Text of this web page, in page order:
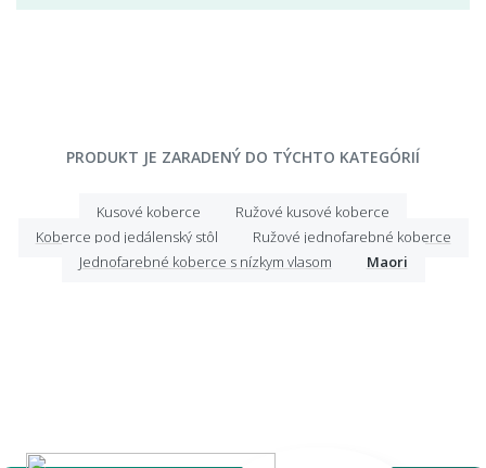
PRODUKT JE ZARADENÝ DO TÝCHTO KATEGÓRIÍ
Kusové koberce
Ružové kusové koberce
Koberce pod jedálenský stôl
Ružové jednofarebné koberce
Jednofarebné koberce s nízkym vlasom
Maori